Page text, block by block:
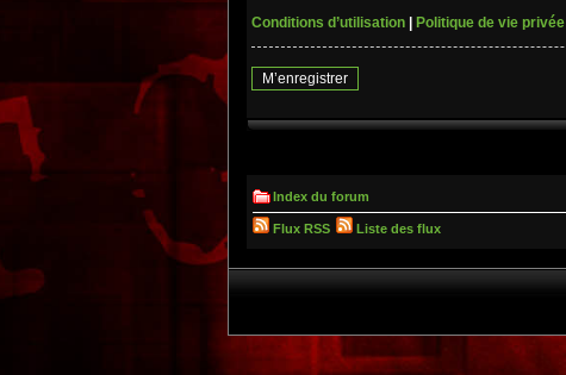
Conditions d’utilisation
Politique de vie privée
M’enregistrer
Index du forum
Flux RSS Liste des flux